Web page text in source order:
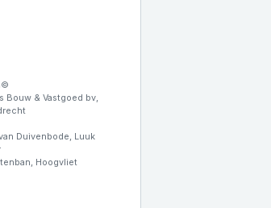
Bouw & Vastgoed bv,
Duivenbode, Luuk
Hoogvliet